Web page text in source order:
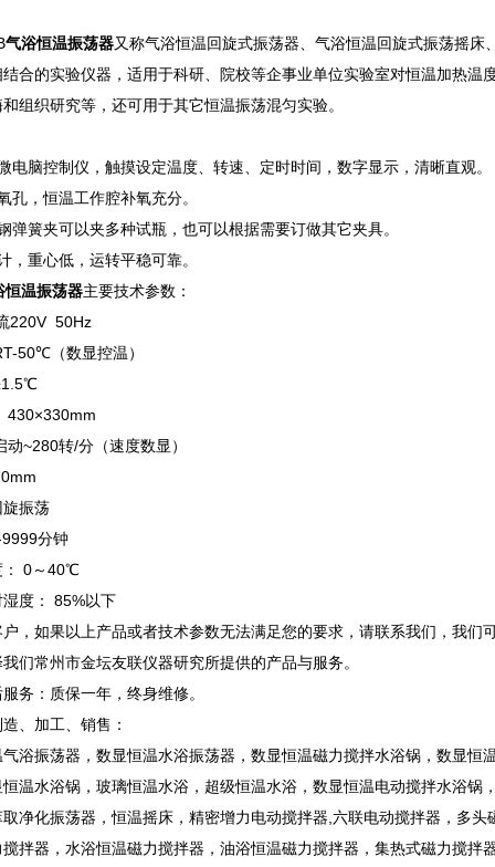
气浴恒温振荡器又称气浴恒温回旋式振荡器、气浴恒温回旋式振荡摇
合的实验仪器，适用于科研、院校等企事业单位实验室对恒温加热
组织研究等，还可用于其它恒温振荡混匀实验。
电脑控制仪，触摸设定温度、转速、定时时间，数字显示，清晰直观。
孔，恒温工作腔补氧充分。
弹簧夹可以夹多种试瓶，也可以根据需要订做其它夹具。
，重心低，运转平稳可靠。
恒温振荡器主要技术参数：
220V 50Hz
50℃（数显控温）
430×330mm
~280转/分（速度数显）
振荡
分钟
： 0～40℃
度： 85%以下
，如果以上产品或者技术参数无法满足您的要求，请联系我们，我们
们常州市金坛友联仪器研究所提供的产品与服务。
务：质保一年，终身维修。
、加工、销售：
浴振荡器，数显恒温水浴振荡器，数显恒温磁力搅拌水浴锅，数显
温水浴锅，玻璃恒温水浴，超级恒温水浴，数显恒温电动搅拌水浴
净化振荡器，恒温摇床，精密增力电动搅拌器,六联电动搅拌器，多
拌器，水浴恒温磁力搅拌器，油浴恒温磁力搅拌器，集热式磁力搅